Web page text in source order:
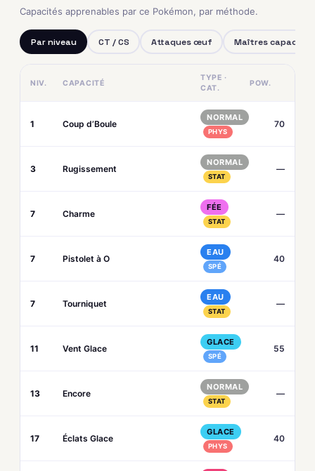
Capacités apprenables par ce Pokémon, par méthode.
Par niveau CT / CS Attaques œuf Maîtres capacités
NIV. CAPACITÉ
TYPE ·
CAT.
POW.
1 Coup d’Boule
NORMAL
PHYS
70
3 Rugissement
NORMAL
STAT
—
7 Charme
FÉE
STAT
—
7 Pistolet à O
EAU
SPÉ
40
7 Tourniquet
EAU
STAT
—
11 Vent Glace
GLACE
SPÉ
55
13 Encore
NORMAL
STAT
—
17 Éclats Glace
GLACE
PHYS
40